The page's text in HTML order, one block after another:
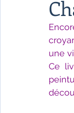
Fêtes
Littérature
une
Ce